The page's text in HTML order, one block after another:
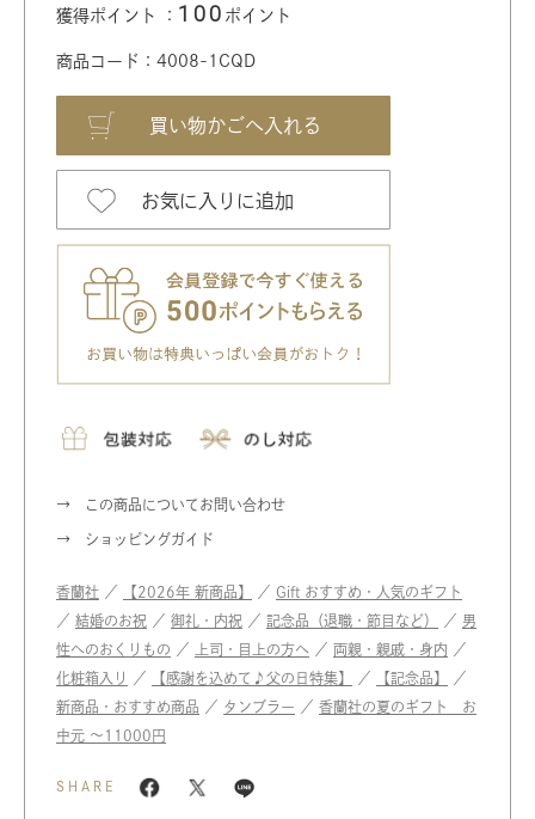
獲得ポイント ： 100 ポイント
商品コード：4008-1CQD
お気に入りに追加
この商品についてお問い合わせ
ショッピングガイド
香蘭社 ／ 【2026年 新商品】 ／ Gift おすすめ・人気のギフト
／ 結婚のお祝 ／ 御礼・内祝 ／ 記念品（退職・節目など） ／ 男
性へのおくりもの ／ 上司・目上の方へ ／ 両親・親戚・身内 ／
化粧箱入り
／ 【感謝を込めて♪父の日特集】 ／ 【記念品】
／
新商品・おすすめ商品 ／ タンブラー ／ 香蘭社の夏のギフト お
中元 〜11000円
SHARE